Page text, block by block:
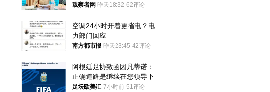
就别看
观察者网 昨天18:32 62评论
空调24小时开着更省电？电
力部门回应
南方都市报 昨天23:45 42评论
阿根廷足协致函因凡蒂诺：
正确道路是继续在您领导下
足坛欧美汇 7小时前 51评论